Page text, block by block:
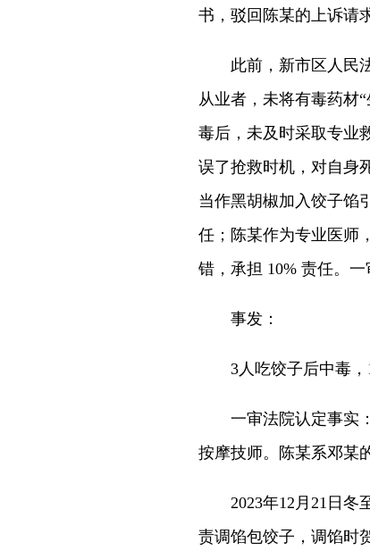
书，驳回陈某的上诉请
此前，新市区人民法
从业者，未将有毒药材
毒后，未及时采取专业
误了抢救时机，对自身
当作黑胡椒加入饺子馅
任；陈某作为专业医师
错，承担 10% 责任。
事发：
3人吃饺子后中毒，
一审法院认定事实：
按摩技师。陈某系邓某
2023年12月21日冬至
责调馅包饺子，调馅时